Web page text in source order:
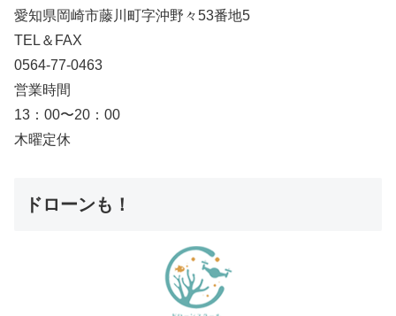
愛知県岡崎市藤川町字沖野々53番地5
TEL＆FAX
0564-77-0463
営業時間
13：00〜20：00
木曜定休
ドローンも！